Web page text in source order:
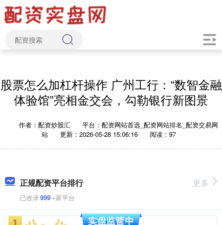
股票怎么加杠杆操作 广州工行：“数智金融
体验馆”亮相金交会，勾勒银行新图景
作者：配资炒股汇
平台：配资网站首选_配资网站排名_配资交易网
站
更新：2026-05-28 15:06:16 阅读：97
正规配资平台排行
已收录999+家平台
更多